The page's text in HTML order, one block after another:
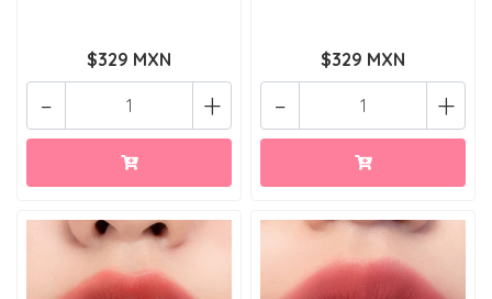
$329 MXN
+
-
$329 MXN
+
-